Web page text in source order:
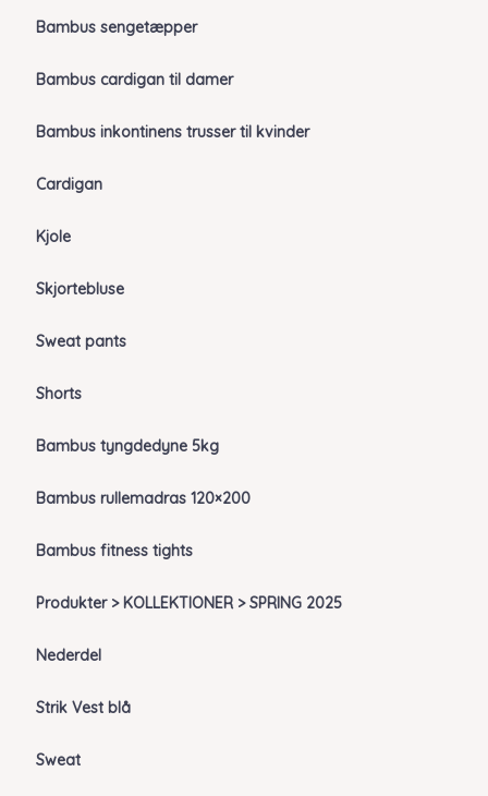
Bambus sengetæpper
Bambus cardigan til damer
Bambus inkontinens trusser til kvinder
Cardigan
Kjole
Skjortebluse
Sweat pants
Shorts
Bambus tyngdedyne 5kg
Bambus rullemadras 120×200
Bambus fitness tights
Produkter > KOLLEKTIONER > SPRING 2025
Nederdel
Strik Vest blå
Sweat